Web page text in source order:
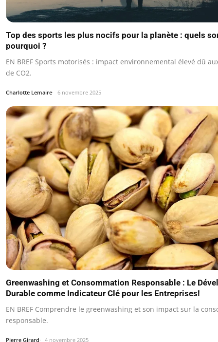
Top des sports les plus nocifs pour la planète : quels
pourquoi ?
EN BREF Sports motorisés : impact environnemental élevé dû
de CO2.
Charlotte Lemaire 6 novembre 2025
Greenwashing et Consommation Responsable : Le
Durable comme Indicateur Clé pour les Entreprises!
EN BREF Comprendre le greenwashing et son impact sur la
responsable.
Pierre Girard 4 novembre 2025